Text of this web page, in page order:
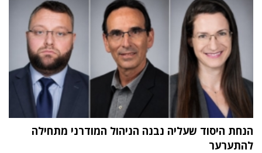
הנחת היסוד שעליה נבנה הניהול המודרני מתחילה
להתערער